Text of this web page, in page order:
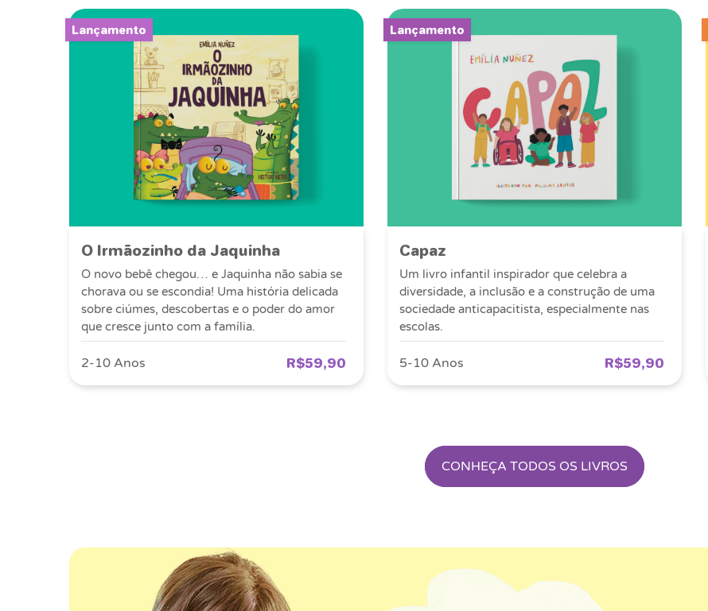
Lançamento
O Irmãozinho da Jaquinha
O novo bebê chegou… e Jaquinha não sabia se
chorava ou se escondia! Uma história delicada
sobre ciúmes, descobertas e o poder do amor
que cresce junto com a família.
2-10 Anos R$59,90
Lançamento
Capaz
Um livro infantil inspirador que celebra a
diversidade, a inclusão e a construção de uma
sociedade anticapacitista, especialmente nas
escolas.
5-10 Anos R$59,90
CONHEÇA TODOS OS LIVROS